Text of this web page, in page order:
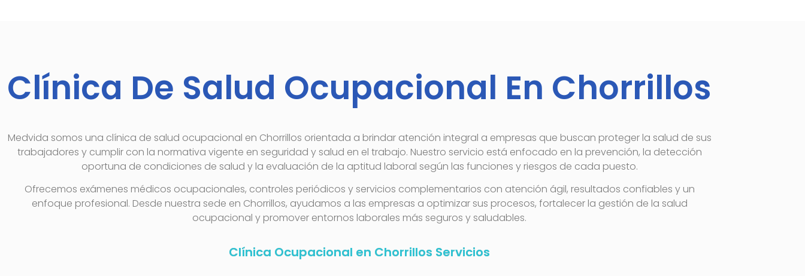
Clínica De Salud Ocupacional En Chorrillos
Medvida somos una clínica de salud ocupacional en Chorrillos orientada a brindar atención integral a empresas que buscan proteger la salud de sus
trabajadores y cumplir con la normativa vigente en seguridad y salud en el trabajo. Nuestro servicio está enfocado en la prevención, la detección
oportuna de condiciones de salud y la evaluación de la aptitud laboral según las funciones y riesgos de cada puesto.
Ofrecemos exámenes médicos ocupacionales, controles periódicos y servicios complementarios con atención ágil, resultados confiables y un
enfoque profesional. Desde nuestra sede en Chorrillos, ayudamos a las empresas a optimizar sus procesos, fortalecer la gestión de la salud
ocupacional y promover entornos laborales más seguros y saludables.
Clínica Ocupacional en Chorrillos Servicios